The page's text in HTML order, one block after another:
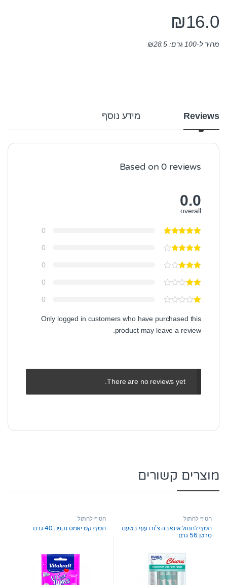
₪16.0
מחיר ל-100 גרם: ₪28.5
Reviews מידע נוסף
Based on 0 reviews
0.0
overall
0
0
0
0
0
Only logged in customers who have purchased this
product may leave a review.
There are no reviews yet.
מוצרים קשורים
חטיף לחתול
חטיף לחתול אינאבה צ’ורו עוף בטעם
סרטן 56 גרם
חטיף לחתול
חטיף קט יאמס נקניק 40 גרם